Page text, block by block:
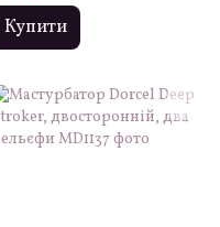
Купити